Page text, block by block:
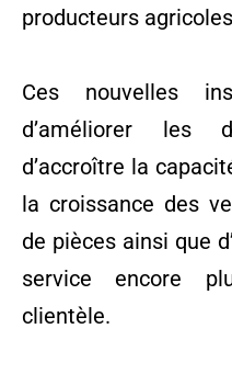
producteurs
Ces nouvelles
d’améliorer les
d’accroître la
la croissance des
de pièces ainsi que
service encore
clientèle.